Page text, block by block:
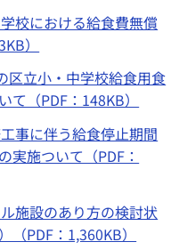
校における給食費無償
）
区立小・中学校給食用食
（PDF：148KB）
事に伴う給食停止期間
実施ついて（PDF：
施設のあり方の検討状
PDF：1,360KB）